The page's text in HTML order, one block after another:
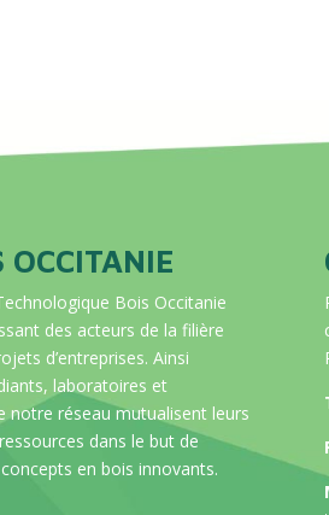
OCCITANIE
Bois Occitanie
des acteurs de la filière
d’entreprises. Ainsi
laboratoires et
notre réseau mutualisent leurs
dans le but de
en bois innovants.